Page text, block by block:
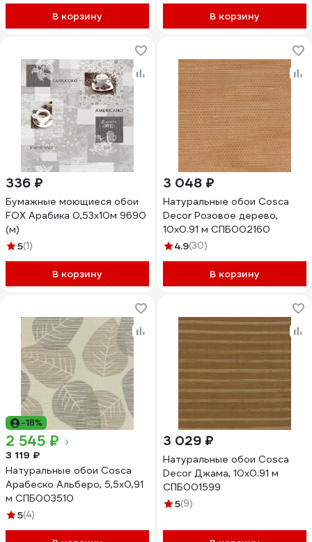
В корзину В корзину
336 ₽
Бумажные моющиеся обои
FOX Арабика 0,53x10м 9690
(м)
5(1)
В корзину
3 048 ₽
Натуральные обои Cosca
Decor Розовое дерево,
10x0.91 м СПБ002160
4.9(30)
В корзину
-18%
2 545 ₽
3 119 ₽
Натуральные обои Cosca
Арабеско Альберо, 5,5x0,91
м СПБ003510
5(4)
3 029 ₽
Натуральные обои Cosca
Decor Джама, 10x0.91 м
СПБ001599
5(9)